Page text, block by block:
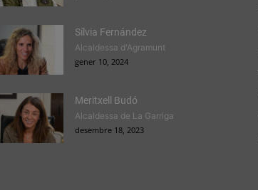
Sílvia Fernández
Alcaldessa d'Agramunt
gener 10, 2024
Meritxell Budó
Alcaldessa de La Garriga
desembre 18, 2023